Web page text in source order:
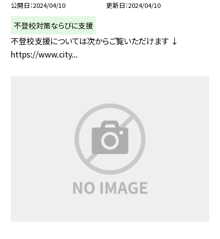
公開日 2024/04/10 更新日 2024/04/10
不登校対策ならびに支援
不登校支援については次からご覧いただけます ↓
https://www.city...